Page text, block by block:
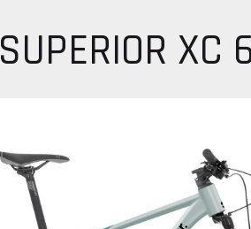
SUPERIOR XC